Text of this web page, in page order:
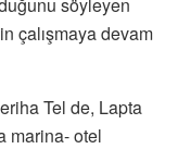
çalışmaya devam
Tel de, Lapta
marina- otel